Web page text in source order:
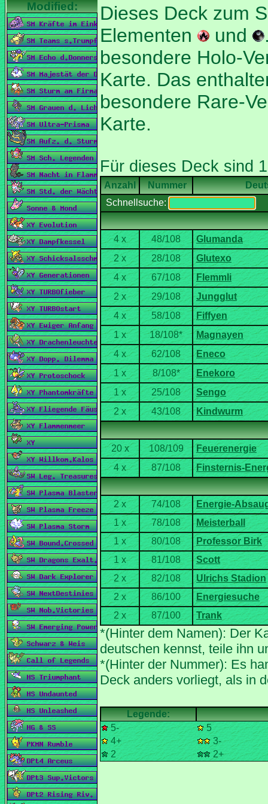
Dieses Deck zum
Elementen
und
Karte. Das
Nummer
Schnellsuche:
*(Hinter dem Namen): Der
*(Hinter der Nummer): Es
5-
5
4+
3-
2
2+